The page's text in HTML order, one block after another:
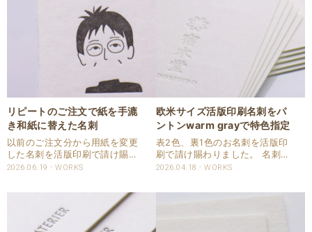
リピートのご注文で紙を手漉
き和紙に替えた名刺
以前のご注文分から用紙を変更
した名刺を活版印刷で請け賜わ
りました。 用紙は鳥の子の手漉
の和紙となります。 印刷は片面
1色を活版印刷でしっかり圧を
掛けて再現いたしました。 耳付
き和紙は、四方に..
2026.06.19 WORKS
欧米サイズ活版印刷名刺をパ
ントンwarm grayで特色指定
表2色、裏1色のお名刺を活版印
刷で請け賜わりました。 名刺サ
イズは通常サイズよりも少し小
ます。 用紙は特AクッションF
2026.04.18 WORKS